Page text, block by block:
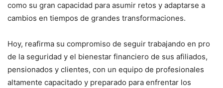
como su gran capacidad para asumir retos y adaptarse a
cambios en tiempos de grandes transformaciones.
Hoy, reafirma su compromiso de seguir trabajando en pro
de la seguridad y el bienestar financiero de sus afiliados,
pensionados y clientes, con un equipo de profesionales
altamente capacitado y preparado para enfrentar los